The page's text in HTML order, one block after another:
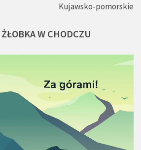
Kujawsko-pomorskie
ŻŁOBKAW CHODCZU